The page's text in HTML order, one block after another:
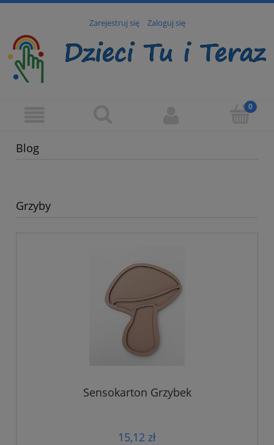
Zarejestruj się Zaloguj się
Blog
Grzyby
Sensokarton Grzybek
15,12 zł